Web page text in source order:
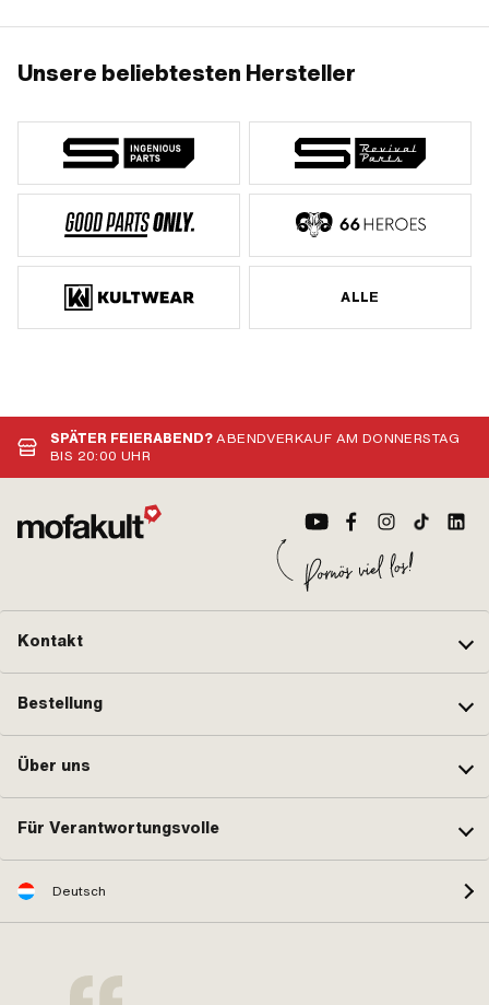
Unsere beliebtesten Hersteller
ALLE
SPÄTER FEIERABEND?ABENDVERKAUF AM DONNERSTAG
BIS 20:00 UHR
Kontakt
Bestellung
Über uns
Für Verantwortungsvolle
Deutsch